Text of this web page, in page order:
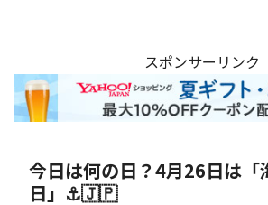
スポンサーリンク
今日は何の日？4月26日は「
日」⚓🇯🇵